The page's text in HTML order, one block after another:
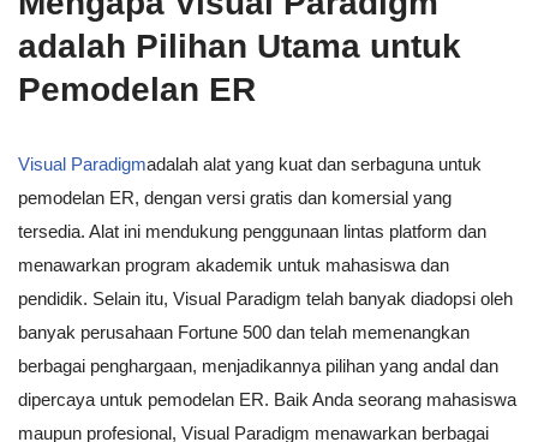
adalah Pilihan Utama untuk
Pemodelan ER
Visual Paradigmadalah alat yang kuat dan serbaguna untuk
pemodelan ER, dengan versi gratis dan komersial yang
tersedia. Alat ini mendukung penggunaan lintas platform dan
menawarkan program akademik untuk mahasiswa dan
pendidik. Selain itu, Visual Paradigm telah banyak diadopsi oleh
banyak perusahaan Fortune 500 dan telah memenangkan
berbagai penghargaan, menjadikannya pilihan yang andal dan
dipercaya untuk pemodelan ER. Baik Anda seorang mahasiswa
maupun profesional, Visual Paradigm menawarkan berbagai